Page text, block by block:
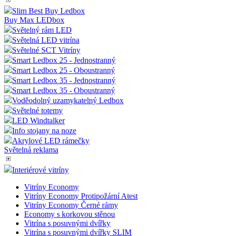
Slim Best Buy Ledbox
Buy Max LEDbox
Světelný rám LED
Světelná LED vitrína
Světelné SCT Vitríny
Smart Ledbox 25 - Jednostranný
Smart Ledbox 25 - Oboustranný
Smart Ledbox 35 - Jednostranný
Smart Ledbox 35 - Oboustranný
Voděodolný uzamykatelný Ledbox
Světelné totemy
LED Windtalker
Info stojany na noze
Akrylové LED rámečky
Světelná reklama
Interiérové vitríny
Vitríny Economy
Vitríny Economy Protipožární Atest
Vitríny Economy Černé rámy
Economy s korkovou stěnou
Vitrína s posuvnými dvířky
Vitrína s posuvnými dvířky SLIM